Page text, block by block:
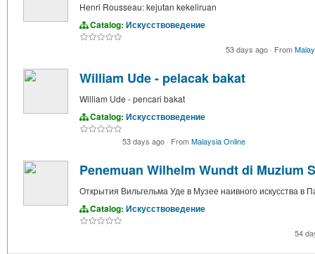
Henri Rousseau: kejutan kekeliruan
Catalog: Искусствоведение
53 days ago · From
William Ude - pelacak bakat
William Ude - pencari bakat
Catalog: Искусствоведение
53 days ago · FromMalaysia Online
Penemuan Wilhelm Wundt di Muzium
Открытия Вильгельма Уде в Музее наивного искусства в
Catalog: Искусствоведение
54